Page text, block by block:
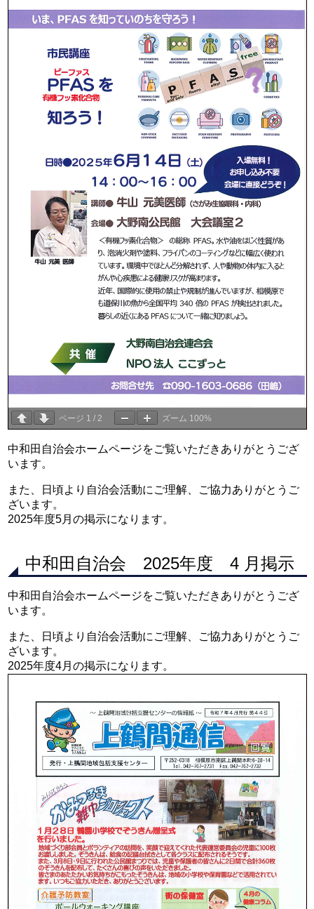
ページ 1 /2 ズーム 100%
中和田自治会ホームページをご覧いただきありがとうござ
います。
また、日頃より自治会活動にご理解、ご協力ありがとうご
ざいます。
2025年度5月の掲示になります。
中和田自治会 2025年度 4 月掲示
中和田自治会ホームページをご覧いただきありがとうござ
います。
また、日頃より自治会活動にご理解、ご協力ありがとうご
ざいます。
2025年度4月の掲示になります。